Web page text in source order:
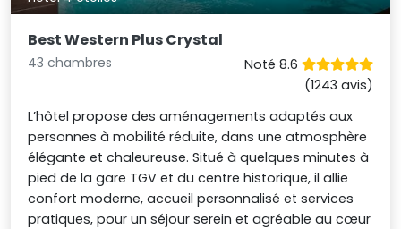
Best Western Plus Crystal
43 chambres
Noté 8.6
(1243 avis)
L’hôtel propose des aménagements adaptés aux
personnes à mobilité réduite, dans une atmosphère
élégante et chaleureuse. Situé à quelques minutes à
pied de la gare TGV et du centre historique, il allie
confort moderne, accueil personnalisé et services
pratiques, pour un séjour serein et agréable au cœur